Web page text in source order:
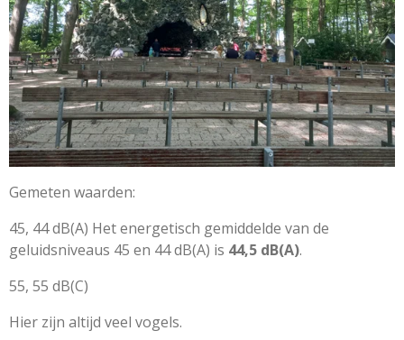
Gemeten waarden:
45, 44 dB(A) Het energetisch gemiddelde van de
geluidsniveaus 45 en 44 dB(A) is 44,5 dB(A).
55, 55 dB(C)
Hier zijn altijd veel vogels.